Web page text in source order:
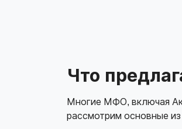
Что
Многие МФО, включая
рассмотрим основные из